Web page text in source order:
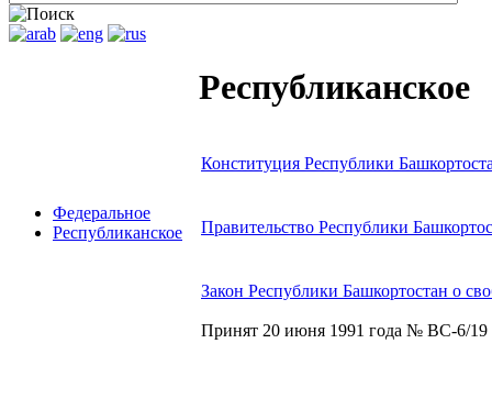
Федеральное
Республиканское
Республиканское
Конституция Республики
Правительство Республики
Закон Республики Башкортостан о
Принят 20 июня 1991 года № ВС-6/19